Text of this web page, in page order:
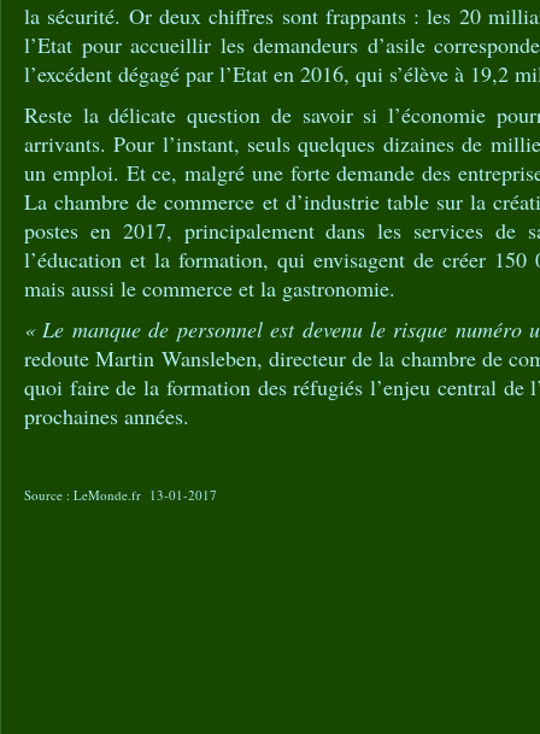
la sécurité. Or deux chiffres sont frappants : les 20
l’Etat pour accueillir les demandeurs d’asile
l’excédent dégagé par l’Etat en 2016, qui s’élève à 19,2
Reste la délicate question de savoir si l’économie
arrivants. Pour l’instant, seuls quelques dizaines de
un emploi. Et ce, malgré une forte demande des
La chambre de commerce et d’industrie table sur la
postes en 2017, principalement dans les services de
l’éducation et la formation, qui envisagent de créer 150
mais aussi le commerce et la gastronomie.
« Le manque de personnel est devenu le risque numéro
redoute Martin Wansleben, directeur de la chambre de
quoi faire de la formation des réfugiés l’enjeu central de
prochaines années.
Source : LeMonde.fr 13-01-2017